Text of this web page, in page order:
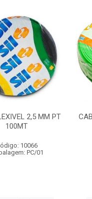
2,5 MM VD
100MT
10067
PC/01